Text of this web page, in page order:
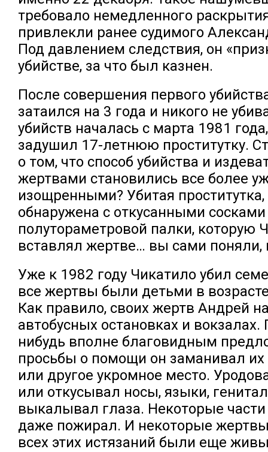
требовало немедленного
привлекли ранее судимого
Под давлением следствия, он
убийстве, за что был казнен.
После совершения первого
затаился на 3 года и никого не
убийств началась с марта 1981
задушил 17-летнюю проститутку.
о том, что способ убийства и
жертвами становились все более
изощренными? Убитая
обнаружена с откусанными
полутораметровой палки, которую
вставлял жертве… вы сами поняли,
Уже к 1982 году Чикатило убил
все жертвы были детьми в
Как правило, своих жертв Андрей
автобусных остановках и
нибудь вполне благовидным
просьбы о помощи он заманивал их
или другое укромное место.
или откусывал носы, языки,
выкалывал глаза. Некоторые части
даже пожирал. И некоторые
всех этих истязаний были еще